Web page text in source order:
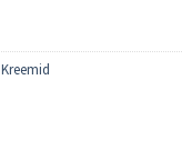
Kreemid